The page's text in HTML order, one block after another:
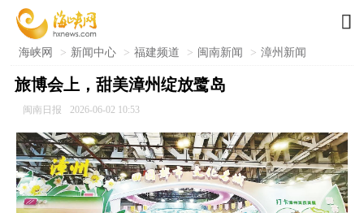

海峡网 > 新闻中心 > 福建频道 > 闽南新闻 > 漳州新闻
旅博会上，甜美漳州绽放鹭岛
闽南日报 2026-06-02 10:53